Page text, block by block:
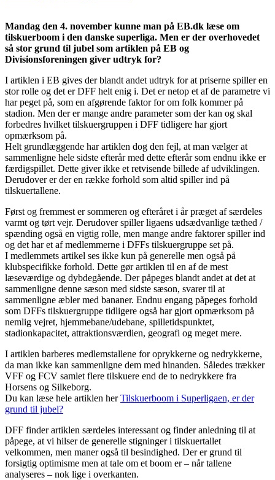
Mandag den 4. november kunne man på EB.dk læse om
tilskuerboom i den danske superliga. Men er der overhovedet
så stor grund til jubel som artiklen på EB og
Divisionsforeningen giver udtryk for?
I artiklen i EB gives der blandt andet udtryk for at priserne spiller en
stor rolle og det er DFF helt enig i. Det er netop et af de parametre vi
har peget på, som en afgørende faktor for om folk kommer på
stadion. Men der er mange andre parameter som der kan og skal
forbedres hvilket tilskuergruppen i DFF tidligere har gjort
opmærksom på.
Helt grundlæggende har artiklen dog den fejl, at man vælger at
sammenligne hele sidste efterår med dette efterår som endnu ikke er
færdigspillet. Dette giver ikke et retvisende billede af udviklingen.
Derudover er der en række forhold som altid spiller ind på
tilskuertallene.
Først og fremmest er sommeren og efteråret i år præget af særdeles
varmt og tørt vejr. Derudover spiller ligaens udsædvanlige tæthed /
spænding også en vigtig rolle, men mange andre faktorer spiller ind
og det har et af medlemmerne i DFFs tilskuergruppe set på.
I medlemmets artikel ses ikke kun på generelle men også på
klubspecifikke forhold. Dette gør artiklen til en af de mest
læseværdige og dybdegående. Der påpeges blandt andet at det at
sammenligne denne sæson med sidste sæson, svarer til at
sammenligne æbler med bananer. Endnu engang påpeges forhold
som DFFs tilskuergruppe tidligere også har gjort opmærksom på
nemlig vejret, hjemmebane/udebane, spilletidspunktet,
stadionkapacitet, attraktionsværdien, geografi og meget mere.
I artiklen barberes medlemstallene for oprykkerne og nedrykkerne,
da man ikke kan sammenligne dem med hinanden. Således trækker
VFF og FCV samlet flere tilskuere end de to nedrykkere fra
Horsens og Silkeborg.
Du kan læse hele artiklen herTilskuerboom i Superligaen, er der
grund til jubel?
DFF finder artiklen særdeles interessant og finder anledning til at
påpege, at vi hilser de generelle stigninger i tilskuertallet
velkommen, men maner også til besindighed. Der er grund til
forsigtig optimisme men at tale om et boom er – når tallene
analyseres – nok lige i overkanten.